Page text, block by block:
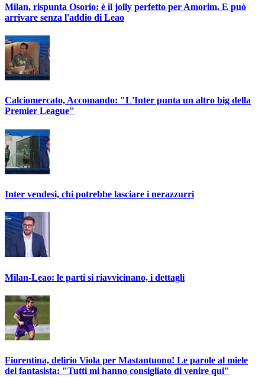
Milan, rispunta Osorio: è il jolly perfetto per Amorim. E può
arrivare senza l'addio di Leao
Calciomercato, Accomando: "L'Inter punta un altro big della
Premier League"
Inter vendesi, chi potrebbe lasciare i nerazzurri
Milan-Leao: le parti si riavvicinano, i dettagli
Fiorentina, delirio Viola per Mastantuono! Le parole al miele
del fantasista: "Tutti mi hanno consigliato di venire qui"